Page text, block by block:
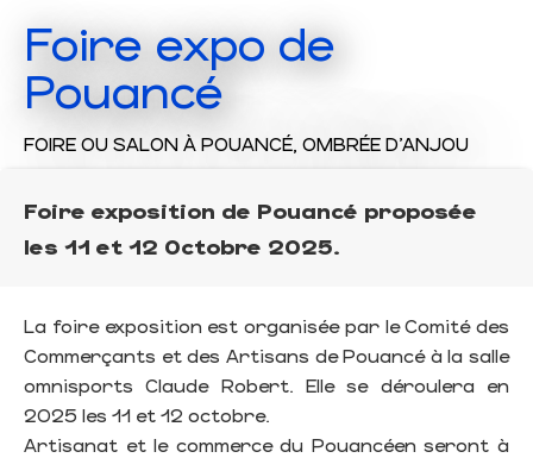
Foire expo de
Pouancé
FOIRE OU SALON À POUANCÉ, OMBRÉE D'ANJOU
Foire exposition de Pouancé proposée
les 11 et 12 Octobre 2025.
La foire exposition est organisée par le Comité des
Commerçants et des Artisans de Pouancé à la salle
omnisports Claude Robert. Elle se déroulera en
2025 les 11 et 12 octobre.
Artisanat et le commerce du Pouancéen seront à